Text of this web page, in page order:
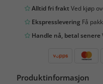
Alltid fri fraktVed kjøp
Ekspresslevering Få
Handle nå, betal senere
Produktinformasjon